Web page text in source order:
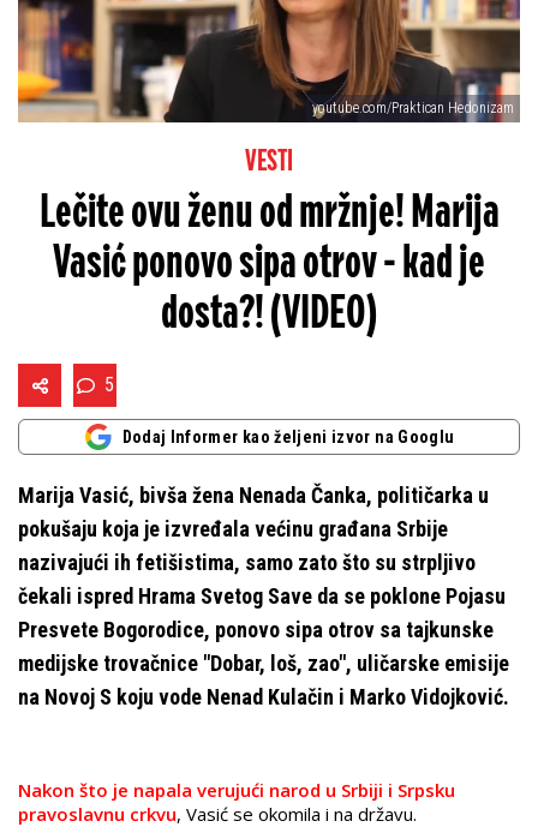
youtube.com/Praktican Hedonizam
VESTI
Lečite ovu ženu od mržnje! Marija
Vasić ponovo sipa otrov - kad je
dosta?! (VIDEO)
5
Dodaj Informer kao željeni izvor na Googlu
Marija Vasić, bivša žena Nenada Čanka, političarka u
pokušaju koja je izvređala većinu građana Srbije
nazivajući ih fetišistima, samo zato što su strpljivo
čekali ispred Hrama Svetog Save da se poklone Pojasu
Presvete Bogorodice, ponovo sipa otrov sa tajkunske
medijske trovačnice "Dobar, loš, zao", uličarske emisije
na Novoj S koju vode Nenad Kulačin i Marko Vidojković.
Nakon što je napala verujući narod u Srbiji i Srpsku
pravoslavnu crkvu, Vasić se okomila i na državu.